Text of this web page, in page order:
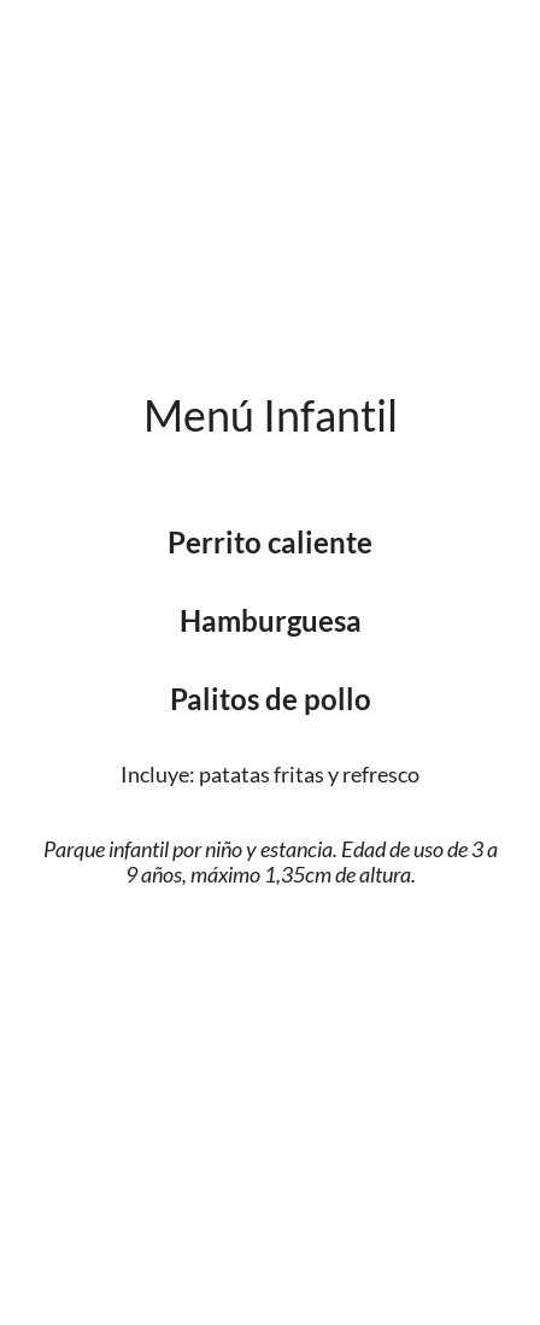
Menú Infantil
Perrito caliente
Hamburguesa
Palitos de pollo
Incluye: patatas fritas y refresco
Parque infantil por niño y estancia. Edad de uso de 3 a
9 años, máximo 1,35cm de altura.